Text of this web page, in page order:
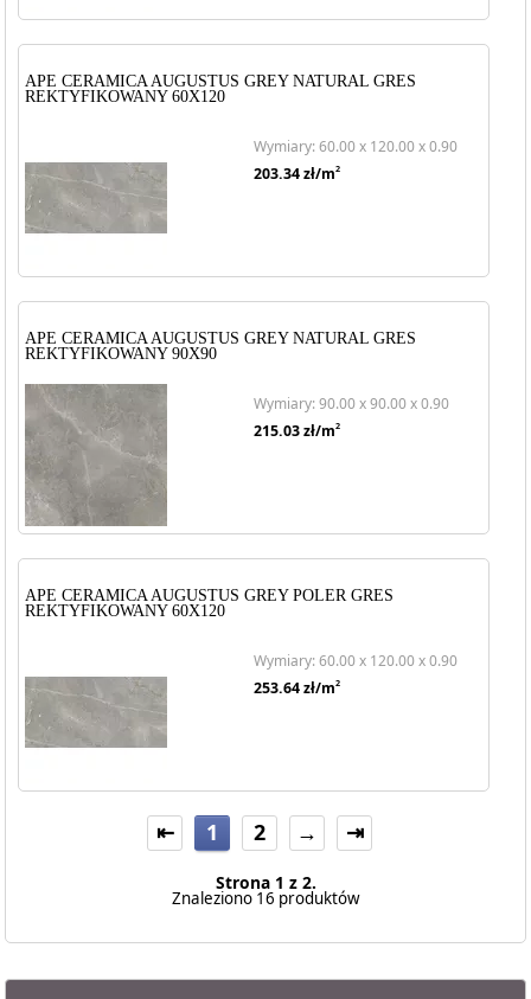
APE CERAMICA AUGUSTUS GREY NATURAL GRES
REKTYFIKOWANY 60X120
Wymiary: 60.00 x 120.00 x 0.90
203.34zł/m2
APE CERAMICA AUGUSTUS GREY NATURAL GRES
REKTYFIKOWANY 90X90
Wymiary: 90.00 x 90.00 x 0.90
215.03zł/m2
APE CERAMICA AUGUSTUS GREY POLER GRES
REKTYFIKOWANY 60X120
Wymiary: 60.00 x 120.00 x 0.90
253.64zł/m2
⇤ 1 2 → ⇥
Strona 1 z 2.
Znaleziono 16 produktów